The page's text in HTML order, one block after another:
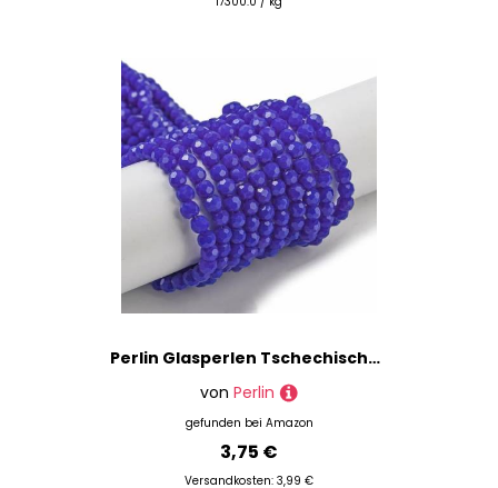
Perlin Glasperlen Tschechische Böhmische Rund Kristall Perlen 4mm CZ 90 Stück Facettierte Glasschliffperlen zum Auffädeln (Cobalt Opak)
von Perlin
gefunden bei Amazon
3,75 €
Versandkosten: 3,99 €